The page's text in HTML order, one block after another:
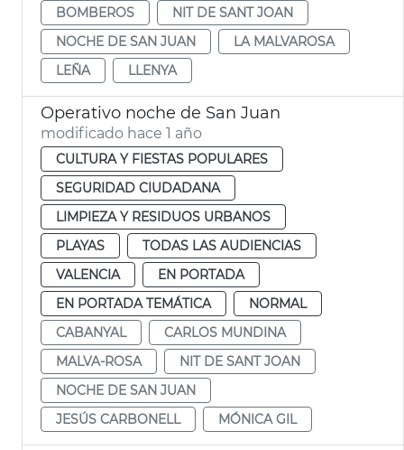
BOMBEROS
NIT DE SANT JOAN
NOCHE DE SAN JUAN
LA MALVAROSA
LEÑA
LLENYA
Operativo noche de San Juan
modificado hace 1 año
CULTURA Y FIESTAS POPULARES
SEGURIDAD CIUDADANA
LIMPIEZA Y RESIDUOS URBANOS
PLAYAS
TODAS LAS AUDIENCIAS
VALENCIA
EN PORTADA
EN PORTADA TEMÁTICA
NORMAL
CABANYAL
CARLOS MUNDINA
MALVA-ROSA
NIT DE SANT JOAN
NOCHE DE SAN JUAN
JESÚS CARBONELL
MÓNICA GIL